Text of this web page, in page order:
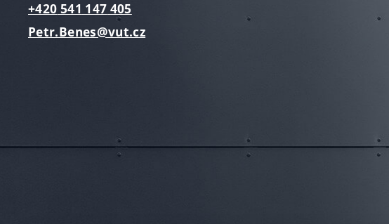
+420 541 147 405
Petr.Benes@vut.cz